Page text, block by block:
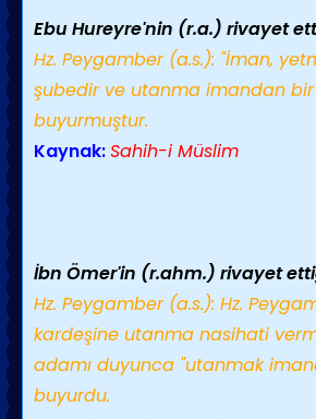
Ebu Hureyre'nin (r.a.) rivayet
Hz. Peygamber (a.s.): "İman,
şubedir ve utanma imandan
buyurmuştur.
Kaynak:Sahih-i Müslim
İbn Ömer'in (r.ahm.) rivayet
Hz. Peygamber (a.s.): Hz.
kardeşine utanma nasihati
adamı duyunca "utanmak
buyurdu.